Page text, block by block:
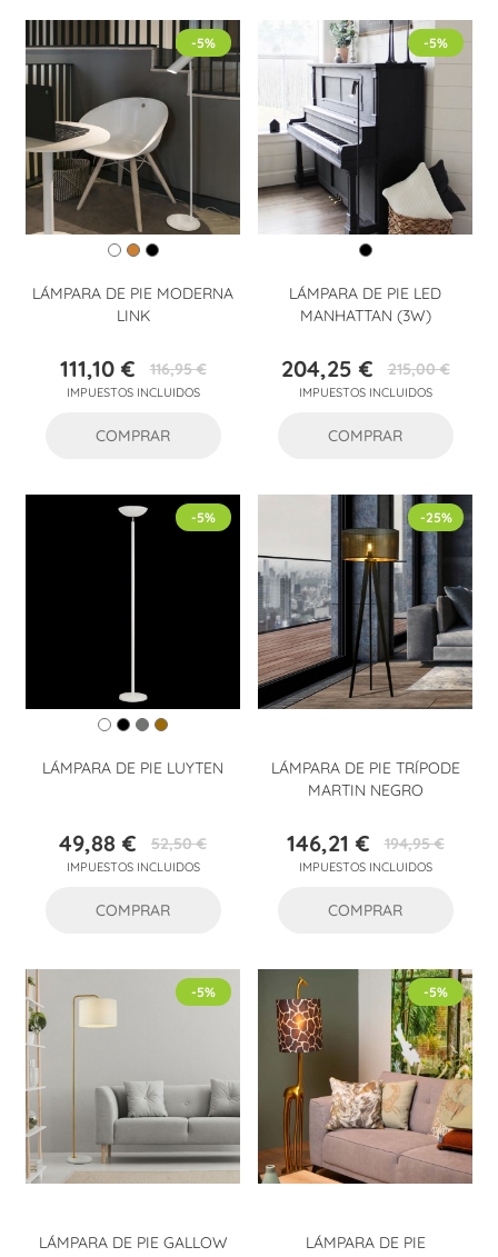
LÁMPARA DE PIE MODERNA
LINK
Precio
111,10 €Precio
base
116,95 €
IMPUESTOS INCLUIDOS
-5%
COMPRAR
LÁMPARA DE PIE LED
MANHATTAN (3W)
Precio
204,25 €Precio
base
215,00 €
IMPUESTOS INCLUIDOS
-5%
COMPRAR
LÁMPARA DE PIE LUYTEN
Precio
49,88 €Precio
base
52,50 €
IMPUESTOS INCLUIDOS
-5%
COMPRAR
LÁMPARA DE PIE TRÍPODE
MARTIN NEGRO
Precio
146,21 €Precio
base
194,95 €
IMPUESTOS INCLUIDOS
-25%
COMPRAR
LÁMPARA DE PIE GALLOW
-5%
LÁMPARA DE PIE
-5%